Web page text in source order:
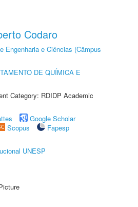
Codaro
Engenharia e Ciências (Câmpus
DE QUÍMICA E
Category: RDIDP Academic
Google Scholar
Scopus
Fapesp
UNESP